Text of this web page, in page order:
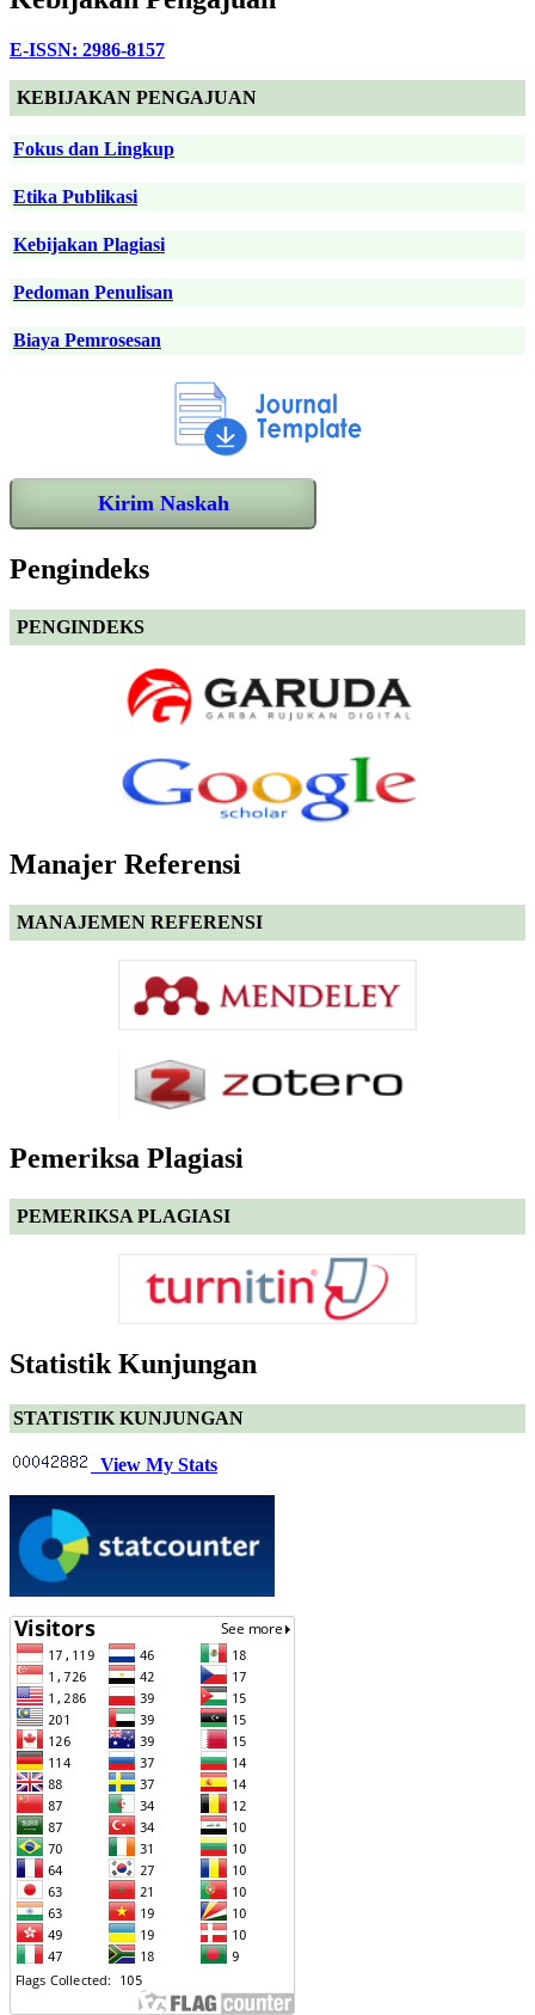
E-ISSN: 2986-8157
KEBIJAKAN PENGAJUAN
Fokus dan Lingkup
Etika Publikasi
Kebijakan Plagiasi
Pedoman Penulisan
Biaya Pemrosesan
Kirim Naskah
Pengindeks
PENGINDEKS
Manajer Referensi
MANAJEMEN REFERENSI
Pemeriksa Plagiasi
PEMERIKSA PLAGIASI
Statistik Kunjungan
STATISTIK KUNJUNGAN
View My Stats